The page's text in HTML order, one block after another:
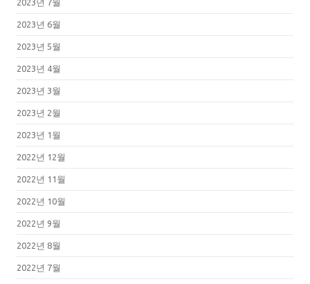
2023년 7월
2023년 6월
2023년 5월
2023년 4월
2023년 3월
2023년 2월
2023년 1월
2022년 12월
2022년 11월
2022년 10월
2022년 9월
2022년 8월
2022년 7월